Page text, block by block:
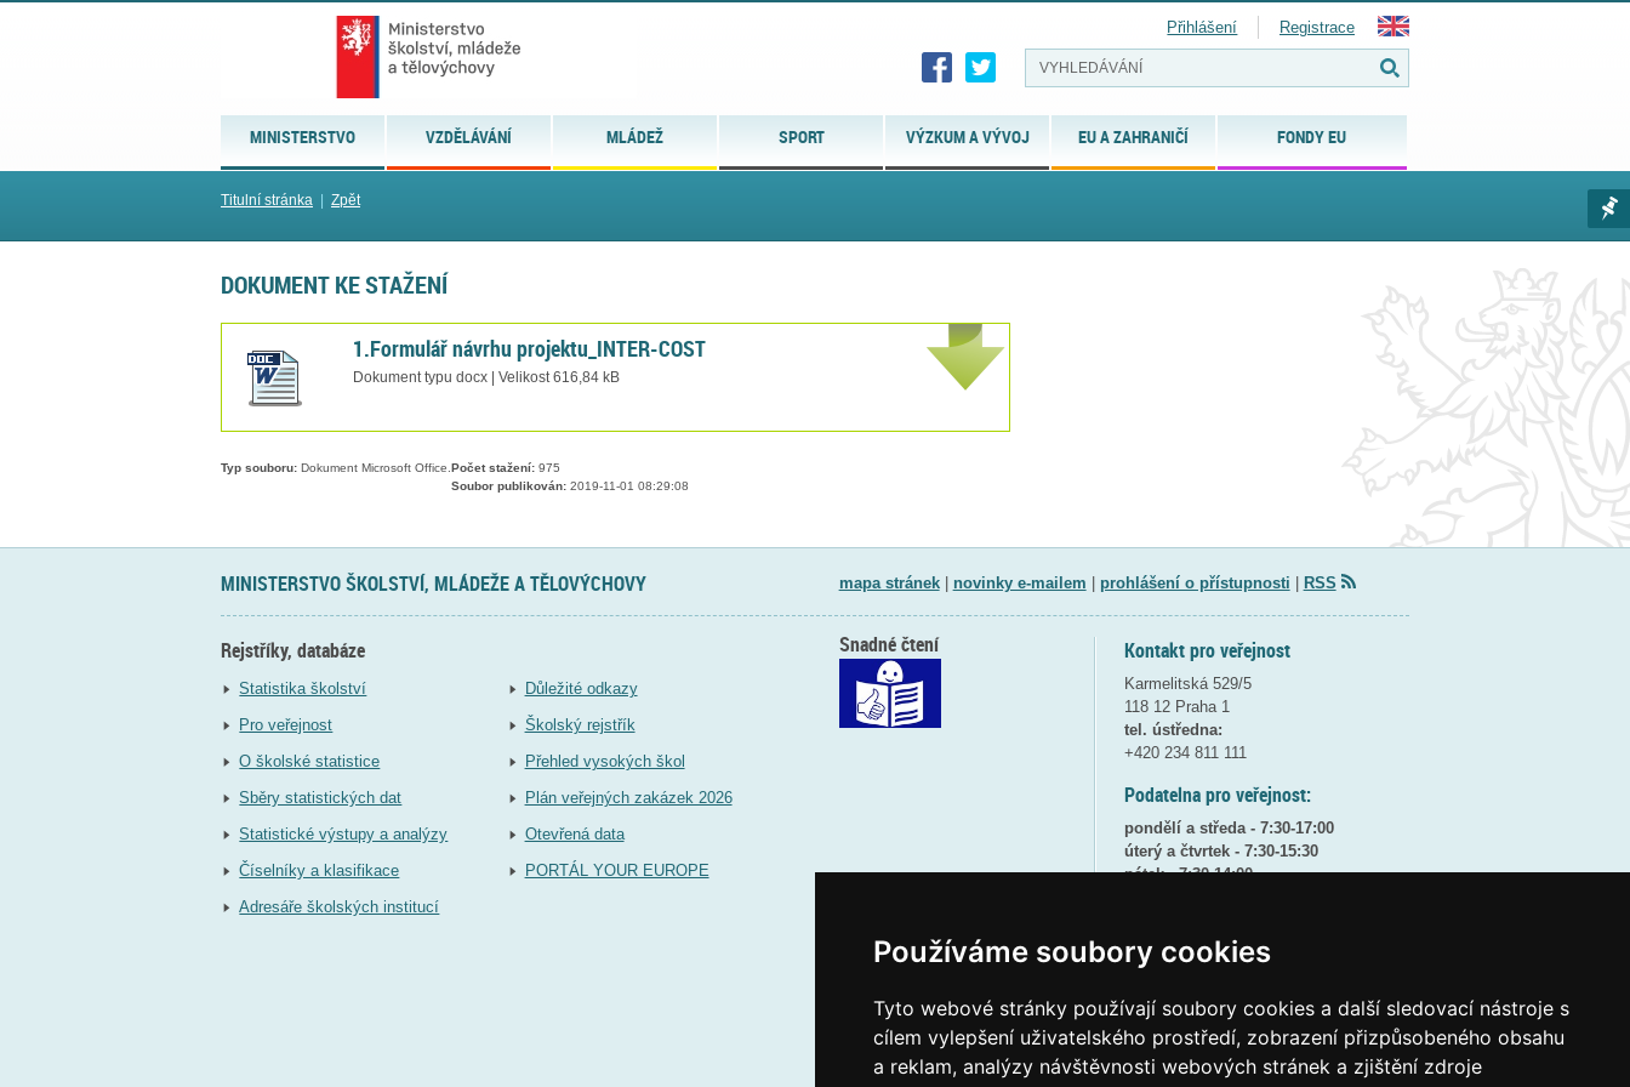
Používáme soubory cookies
Tyto webové stránky používají soubory cookies a další sledovací nástroje s
cílem vylepšení uživatelského prostředí, zobrazení přizpůsobeného obsahu
a reklam, analýzy návštěvnosti webových stránek a zjištění zdroje
MINISTERSTVO VZDĚLÁVÁNÍ MLÁDEŽ SPORT VÝZKUM A VÝVOJ EU A ZAHRANIČÍ FONDY EU
Přihlášení Registrace
Titulní stránka Zpět
DOKUMENT KE STAŽENÍ
1.Formulář návrhu projektu_INTER-COST
Dokument typu docx | Velikost 616,84 kB
Typ souboru: Dokument Microsoft Office. Počet stažení: 975
Soubor publikován: 2019-11-01 08:29:08
MINISTERSTVO ŠKOLSTVÍ, MLÁDEŽE A TĚLOVÝCHOVY mapa stránek| novinky e-mailem prohlášení o přístupnosti RSS
Rejstříky, databáze
Statistika školství
Pro veřejnost
O školské statistice
Sběry statistických dat
Statistické výstupy a analýzy
Číselníky a klasifikace
Adresáře školských institucí
Důležité odkazy
Školský rejstřík
Přehled vysokých škol
Plán veřejných zakázek 2026
Otevřená data
PORTÁL YOUR EUROPE
Kontakt pro veřejnost
Karmelitská 529/5
118 12 Praha 1
tel. ústředna:
+420 234 811 111
Podatelna pro veřejnost:
pondělí a středa - 7:30-17:00
úterý a čtvrtek - 7:30-15:30
pátek - 7:30-14:00
(více informacíZDE)
posta@msmtgovcz
ID datové schránky: vidaawt
Snadné čtení